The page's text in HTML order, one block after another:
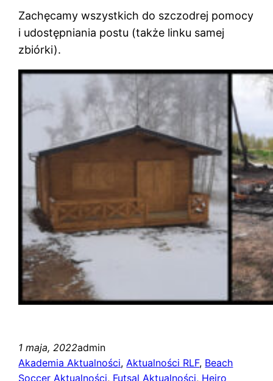
Zachęcamy wszystkich do szczodrej pomocy
i udostępniania postu (także linku samej
zbiórki).
1 maja, 2022admin
Akademia Aktualności, Aktualności RLF, Beach
Soccer Aktualności, Futsal Aktualności, Heiro